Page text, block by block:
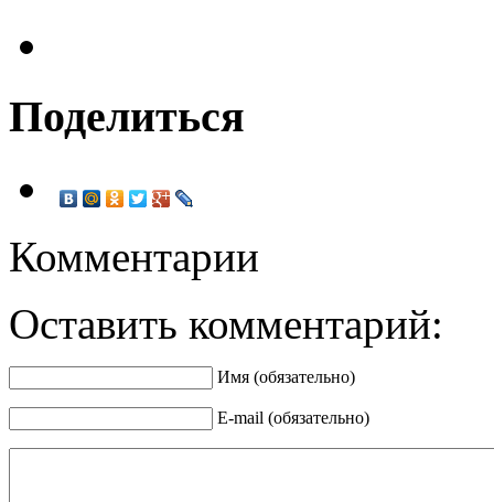
Поделиться
Комментарии
Оставить комментарий:
Имя (обязательно)
E-mail (обязательно)